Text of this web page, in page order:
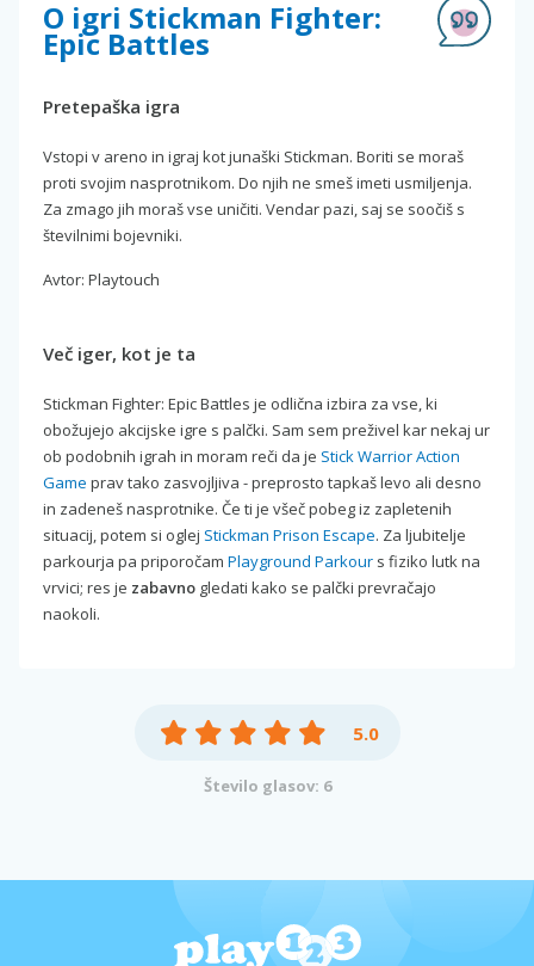
O igri Stickman Fighter:
Epic Battles
Pretepaška igra
Vstopi v areno in igraj kot junaški Stickman. Boriti se moraš
proti svojim nasprotnikom. Do njih ne smeš imeti usmiljenja.
Za zmago jih moraš vse uničiti. Vendar pazi, saj se soočiš s
številnimi bojevniki.
Avtor: Playtouch
Več iger, kot je ta
Stickman Fighter: Epic Battles je odlična izbira za vse, ki
obožujejo akcijske igre s palčki. Sam sem preživel kar nekaj ur
ob podobnih igrah in moram reči da je Stick Warrior Action
Game prav tako zasvojljiva - preprosto tapkaš levo ali desno
in zadeneš nasprotnike. Če ti je všeč pobeg iz zapletenih
situacij, potem si oglej Stickman Prison Escape. Za ljubitelje
parkourja pa priporočam Playground Parkour s fiziko lutk na
vrvici; res je zabavno gledati kako se palčki prevračajo
naokoli.
5.0
Število glasov: 6